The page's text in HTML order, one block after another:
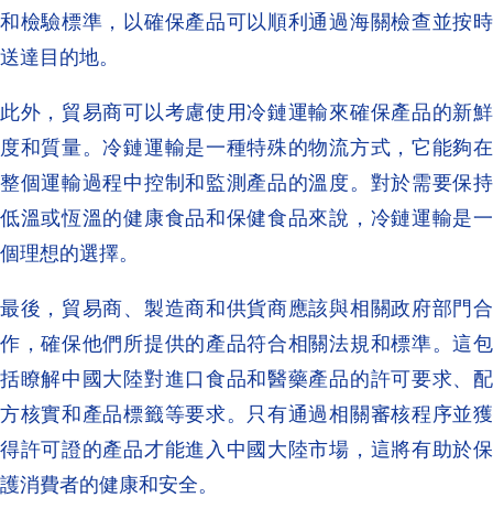
和檢驗標準，以確保產品可以順利通過海關檢查並按時
送達目的地。
此外，貿易商可以考慮使用冷鏈運輸來確保產品的新鮮
度和質量。冷鏈運輸是一種特殊的物流方式，它能夠在
整個運輸過程中控制和監測產品的溫度。對於需要保持
低溫或恆溫的健康食品和保健食品來說，冷鏈運輸是一
個理想的選擇。
最後，貿易商、製造商和供貨商應該與相關政府部門合
作，確保他們所提供的產品符合相關法規和標準。這包
括瞭解中國大陸對進口食品和醫藥產品的許可要求、配
方核實和產品標籤等要求。只有通過相關審核程序並獲
得許可證的產品才能進入中國大陸市場，這將有助於保
護消費者的健康和安全。